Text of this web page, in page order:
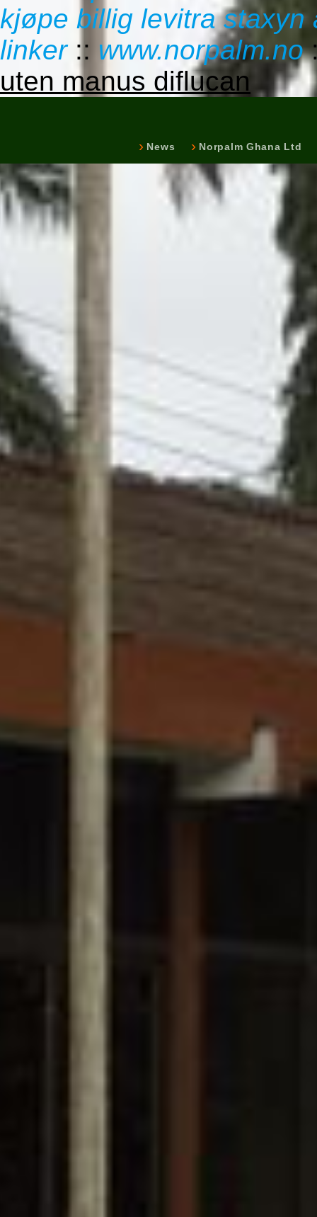
kjøpe billig levitra staxyn
linker:: www.norpalm.no
uten manus diflucan
News Norpalm Ghana Ltd